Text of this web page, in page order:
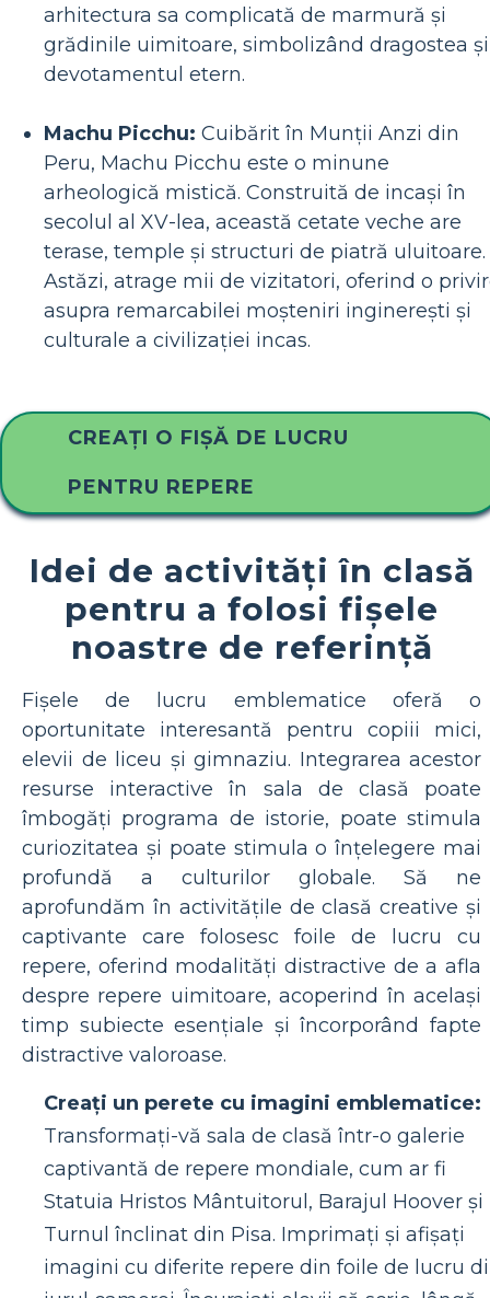
arhitectura sa complicată de marmură și
grădinile uimitoare, simbolizând dragostea și
devotamentul etern.
Machu Picchu: Cuibărit în Munții Anzi din
Peru, Machu Picchu este o minune
arheologică mistică. Construită de incași în
secolul al XV-lea, această cetate veche are
terase, temple și structuri de piatră uluitoare.
Astăzi, atrage mii de vizitatori, oferind o
asupra remarcabilei moșteniri inginerești și
culturale a civilizației incas.
CREAȚI O FIȘĂ DE LUCRU
PENTRU REPERE
Idei de activități în clasă
pentru a folosi fișele
noastre de referință
Fișele de lucru emblematice oferă o
oportunitate interesantă pentru copiii mici,
elevii de liceu și gimnaziu. Integrarea acestor
resurse interactive în sala de clasă poate
îmbogăți programa de istorie, poate stimula
curiozitatea și poate stimula o înțelegere mai
profundă a culturilor globale. Să ne
aprofundăm în activitățile de clasă creative și
captivante care folosesc foile de lucru cu
repere, oferind modalități distractive de a afla
despre repere uimitoare, acoperind în același
timp subiecte esențiale și încorporând fapte
distractive valoroase.
Creați un perete cu imagini emblematice:
Transformați-vă sala de clasă într-o galerie
captivantă de repere mondiale, cum ar fi
Statuia Hristos Mântuitorul, Barajul Hoover și
Turnul înclinat din Pisa. Imprimați și afișați
imagini cu diferite repere din foile de lucru